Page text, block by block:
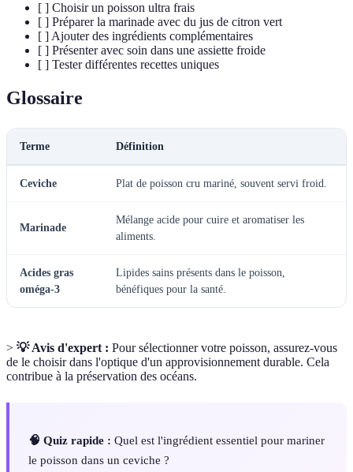
[ ] Choisir un poisson ultra frais
[ ] Préparer la marinade avec du jus de citron vert
[ ] Ajouter des ingrédients complémentaires
[ ] Présenter avec soin dans une assiette froide
[ ] Tester différentes recettes uniques
Glossaire
Terme Définition
Ceviche Plat de poisson cru mariné, souvent servi froid.
Marinade
Mélange acide pour cuire et aromatiser les
aliments.
Acides gras
oméga-3
Lipides sains présents dans le poisson,
bénéfiques pour la santé.
> 💡 Avis d'expert : Pour sélectionner votre poisson, assurez-vous
de le choisir dans l'optique d'un approvisionnement durable. Cela
contribue à la préservation des océans.
🧠 Quiz rapide : Quel est l'ingrédient essentiel pour mariner
le poisson dans un ceviche ?